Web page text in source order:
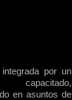
por un
capacitado,
en asuntos de